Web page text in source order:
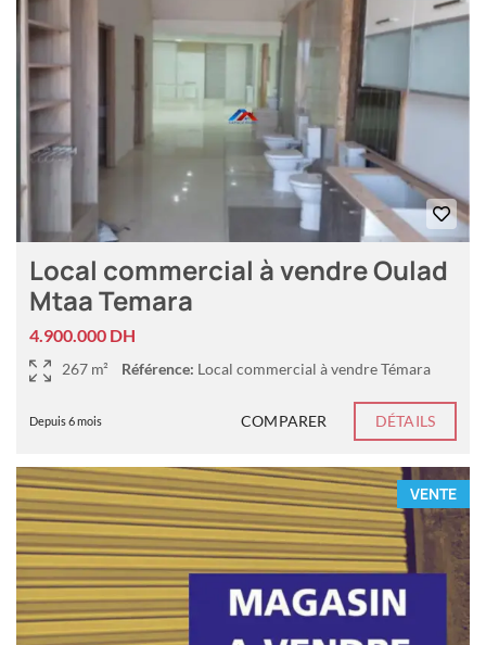
Local commercial à vendre Oulad
Mtaa Temara
4.900.000 DH
267 m² Référence: Local commercial à vendre Témara
Depuis 6 mois COMPARER DÉTAILS
VENTE